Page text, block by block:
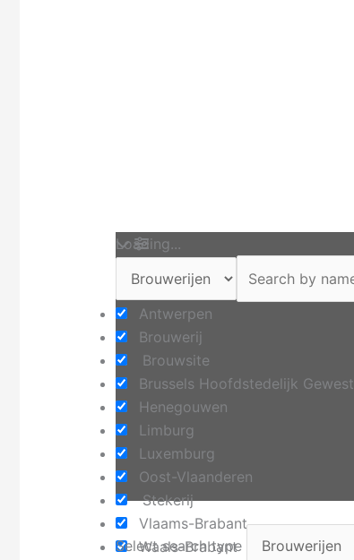
Loading...
Antwerpen
Brouwerij
Brouwsite
Brussels Hoofdstedelijk Gewest
Henegouwen
Limburg
Luxemburg
Oost-Vlaanderen
Stekerij
Vlaams-Brabant
Waals-Brabant
Select search type